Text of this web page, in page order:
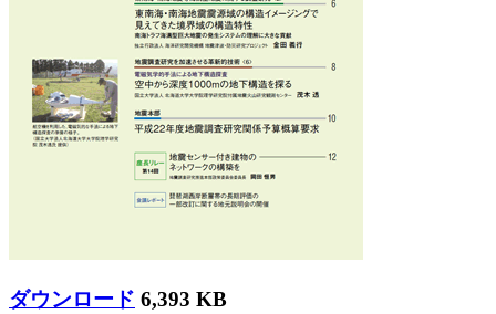
ダウンロード 6,393 KB